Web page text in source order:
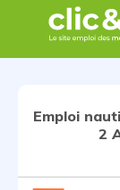
Emploi
2